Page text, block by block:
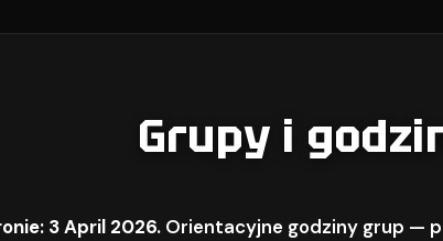
Grupy i
3 April 2026. Orientacyjne godziny grup —